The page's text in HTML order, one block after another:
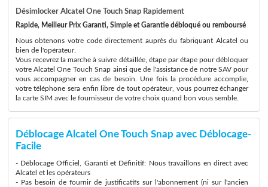
Désimlocker Alcatel One Touch Snap Rapidement
Rapide, Meilleur Prix Garanti, Simple et Garantie débloqué ou remboursé
Nous obtenons votre code directement auprès du fabriquant Alcatel ou
bien de l'opérateur.
Vous recevrez la marche à suivre détaillée, étape par étape pour débloquer
votre Alcatel One Touch Snap ainsi que de l'assistance de notre SAV pour
vous accompagner en cas de besoin. Une fois la procédure accomplie,
votre téléphone sera enfin libre de tout opérateur, vous pourrez échanger
la carte SIM avec le fournisseur de votre choix quand bon vous semble.
Déblocage Alcatel One Touch Snap avec Déblocage-
Facile
- Déblocage Officiel, Garanti et Définitif: Nous travaillons en direct avec
Alcatel et les opérateurs
- Pas besoin de fournir de justificatifs sur l'abonnement (ni sur l'ancien